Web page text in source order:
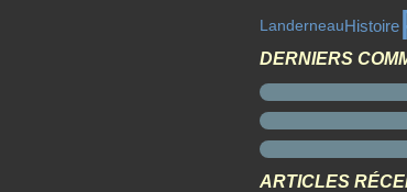
LanderneauHistoire
DERNIERS
ARTICLES